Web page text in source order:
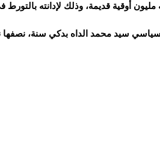
أوقية قديمة، وذلك لإدانته
سيد محمد الداه بدكي سنة، نصفها